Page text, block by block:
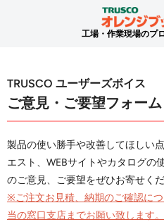
工場・作業現場のプ
TRUSCO ユーザーズボイス
ご意見・ご要望フォーム
製品の使い勝手や改善してほしい
エスト、WEBサイトやカタログの
のご意見、ご要望をぜひお寄せくだ
※ご注文お見積、納期のご確認に
当の窓口支店までお願い致します。